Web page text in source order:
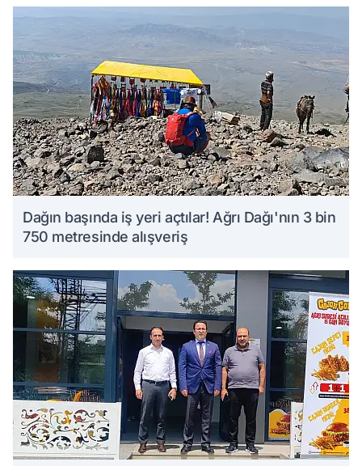
Dağın başında iş yeri açtılar! Ağrı Dağı'nın 3 bin
750 metresinde alışveriş